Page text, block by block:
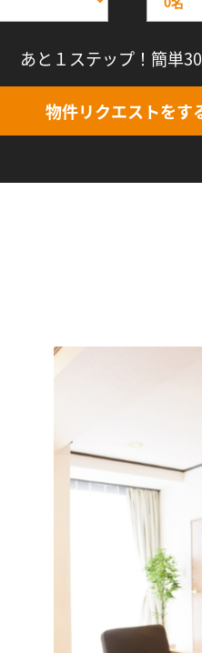
あと１ステップ！簡単30
物件リクエストをす